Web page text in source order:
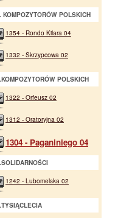
KOMPOZYTORÓW POLSKICH
1354 - Rondo Kilara 04
1332 - Skrzypcowa 02
POLSKICH
1322 - Orfeusz 02
1312 - Oratoryjna 02
1304 - Paganiniego 04
1242 - Lubomelska 02